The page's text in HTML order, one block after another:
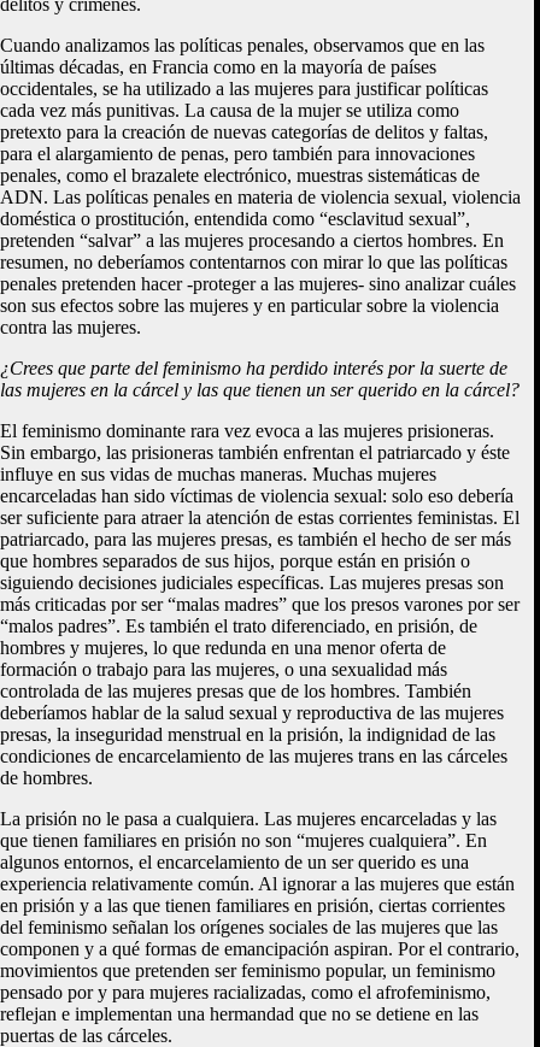
Cuando analizamos las políticas penales, observamos que en las
últimas décadas, en Francia como en la mayoría de países
occidentales, se ha utilizado a las mujeres para justificar políticas
cada vez más punitivas. La causa de la mujer se utiliza como
pretexto para la creación de nuevas categorías de delitos y faltas,
para el alargamiento de penas, pero también para innovaciones
penales, como el brazalete electrónico, muestras sistemáticas de
ADN. Las políticas penales en materia de violencia sexual, violencia
doméstica o prostitución, entendida como “esclavitud sexual”,
pretenden “salvar” a las mujeres procesando a ciertos hombres. En
resumen, no deberíamos contentarnos con mirar lo que las políticas
penales pretenden hacer -proteger a las mujeres- sino analizar cuáles
son sus efectos sobre las mujeres y en particular sobre la violencia
contra las mujeres.
¿Crees que parte del feminismo ha perdido interés por la suerte de
las mujeres en la cárcel y las que tienen un ser querido en la cárcel?
El feminismo dominante rara vez evoca a las mujeres prisioneras.
Sin embargo, las prisioneras también enfrentan el patriarcado y éste
influye en sus vidas de muchas maneras. Muchas mujeres
encarceladas han sido víctimas de violencia sexual: solo eso debería
ser suficiente para atraer la atención de estas corrientes feministas. El
patriarcado, para las mujeres presas, es también el hecho de ser más
que hombres separados de sus hijos, porque están en prisión o
siguiendo decisiones judiciales específicas. Las mujeres presas son
más criticadas por ser “malas madres” que los presos varones por ser
“malos padres”. Es también el trato diferenciado, en prisión, de
hombres y mujeres, lo que redunda en una menor oferta de
formación o trabajo para las mujeres, o una sexualidad más
controlada de las mujeres presas que de los hombres. También
deberíamos hablar de la salud sexual y reproductiva de las mujeres
presas, la inseguridad menstrual en la prisión, la indignidad de las
condiciones de encarcelamiento de las mujeres trans en las cárceles
de hombres.
La prisión no le pasa a cualquiera. Las mujeres encarceladas y las
que tienen familiares en prisión no son “mujeres cualquiera”. En
algunos entornos, el encarcelamiento de un ser querido es una
experiencia relativamente común. Al ignorar a las mujeres que están
en prisión y a las que tienen familiares en prisión, ciertas corrientes
del feminismo señalan los orígenes sociales de las mujeres que las
componen y a qué formas de emancipación aspiran. Por el contrario,
movimientos que pretenden ser feminismo popular, un feminismo
pensado por y para mujeres racializadas, como el afrofeminismo,
reflejan e implementan una hermandad que no se detiene en las
puertas de las cárceles.